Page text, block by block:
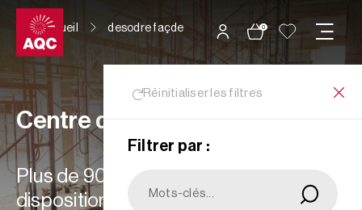
Panneau de gestion des cookies
0
Accueil desodre façde
Réinitialiser les filtres
Filtrer par :
Centre de ressources
Plus de 900 ressources à votre
disposition : choisissez les plus